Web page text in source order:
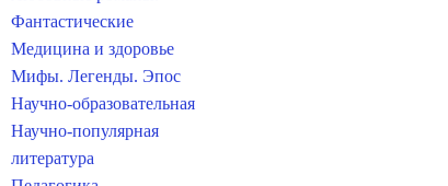
Фантастические
Медицина и здоровье
Мифы. Легенды. Эпос
Научно-образовательная
Научно-популярная
литература